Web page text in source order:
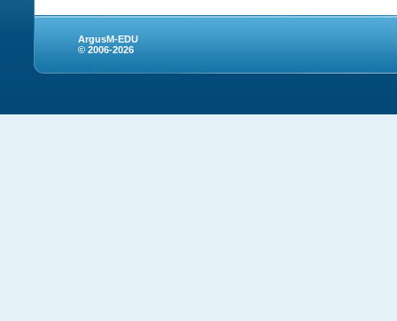
ArgusM-EDU
© 2006-2026